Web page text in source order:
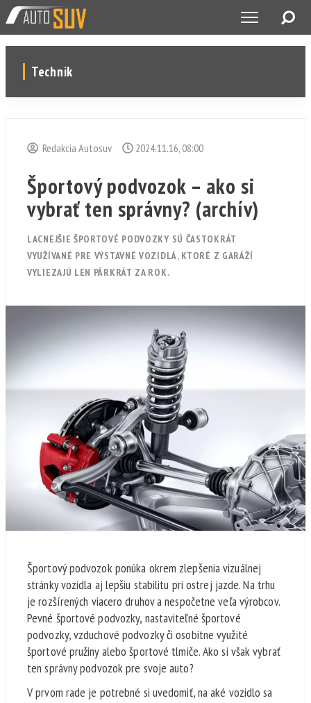
Technik
Redakcia Autosuv 2024.11.16, 08:00
Športový podvozok – ako si
vybrať ten správny? (archív)
LACNEJŠIE ŠPORTOVÉ PODVOZKY SÚ ČASTOKRÁT
VYUŽÍVANÉ PRE VÝSTAVNÉ VOZIDLÁ, KTORÉ Z GARÁŽÍ
VYLIEZAJÚ LEN PÁRKRÁT ZA ROK.
Športový podvozok ponúka okrem zlepšenia vizuálnej
stránky vozidla aj lepšiu stabilitu pri ostrej jazde. Na trhu
je rozšírených viacero druhov a nespočetne veľa výrobcov.
Pevné športové podvozky, nastaviteľné športové
podvozky, vzduchové podvozky či osobitne využité
športové pružiny alebo športové tlmiče. Ako si však vybrať
ten správny podvozok pre svoje auto?
V prvom rade je potrebné si uvedomiť, na aké vozidlo sa